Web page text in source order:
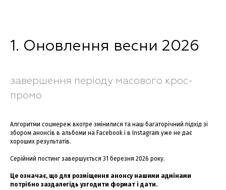
1. Оновлення весни 2026
завершення періоду масового крос-
промо
Алгоритми соцмереж вкотре змінилися та наш багаторічний підхід зі
збором анонсів в альбоми на Facebook і в Instagram уже не дає
хороших результатів.
Серійний постинг завершується 31 березня 2026 року.
Це означає, що для розміщення анонсу нашими адмінами
потрібно заздалегідь узгодити формат і дати.